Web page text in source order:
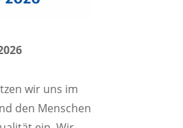
wir uns im
den Menschen